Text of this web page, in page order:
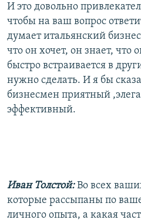
И это довольно
чтобы на ваш вопрос
думает итальянский
что он хочет, он знает, что
быстро встраивается в
нужно сделать. И я бы
бизнесмен приятный
эффективный.
Иван Толстой:Во всех
которые рассыпаны по
личного опыта, а какая